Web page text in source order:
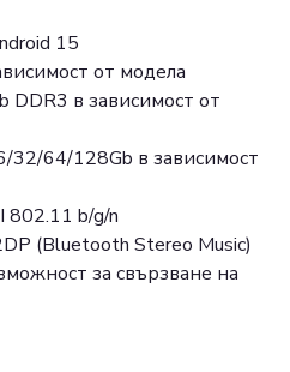
15
от модела
DDR3 в зависимост от
32/64/128Gb в зависимост
802.11 b/g/n
(Bluetooth Stereo Music)
за свързване на